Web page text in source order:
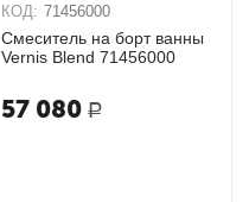
КОД: 71456000
Смеситель на борт ванны
Vernis Blend 71456000
57 080 Р